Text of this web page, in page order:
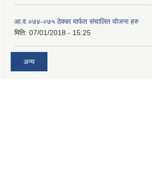
आ.व.०७४-०७५ ठेक्का मार्फत संचालित योजना हरु
मिति: 07/01/2018 - 15:25
अन्य